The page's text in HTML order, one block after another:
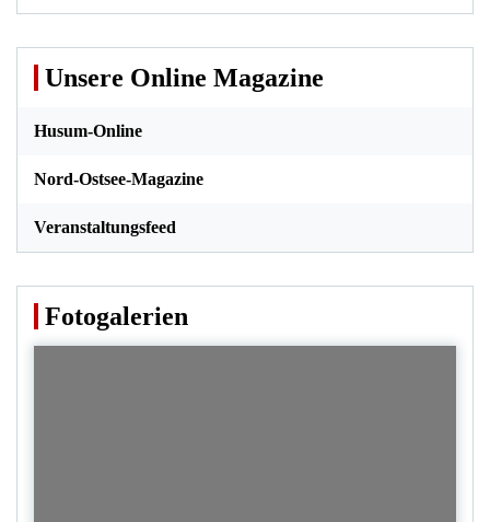
Unsere Online Magazine
Husum-Online
Nord-Ostsee-Magazine
Veranstaltungsfeed
Fotogalerien